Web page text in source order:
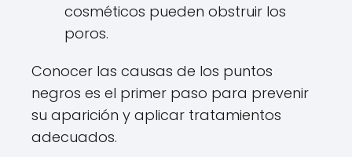
cosméticos pueden obstruir los
poros.
Conocer las causas de los puntos
negros es el primer paso para prevenir
su aparición y aplicar tratamientos
adecuados.